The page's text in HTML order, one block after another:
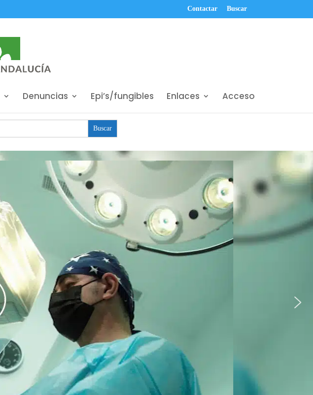
Contactar Buscar
Denuncias Epi’s/fungibles Enlaces Acceso